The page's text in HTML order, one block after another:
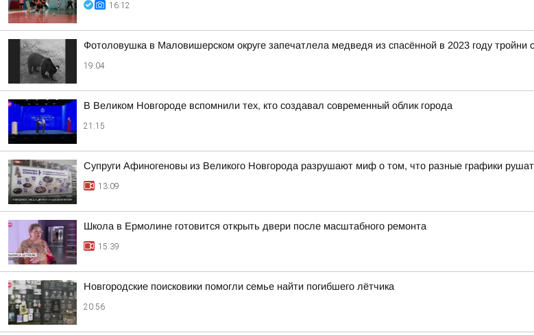
16:12
Фотоловушка в Маловишерском округе запечатлела медведя из спасённой в 2023 году тройни
19:04
В Великом Новгороде вспомнили тех, кто создавал современный облик города
21:15
Супруги Афиногеновы из Великого Новгорода разрушают миф о том, что разные графики
13:09
Школа в Ермолине готовится открыть двери после масштабного ремонта
15:39
Новгородские поисковики помогли семье найти погибшего лётчика
20:56